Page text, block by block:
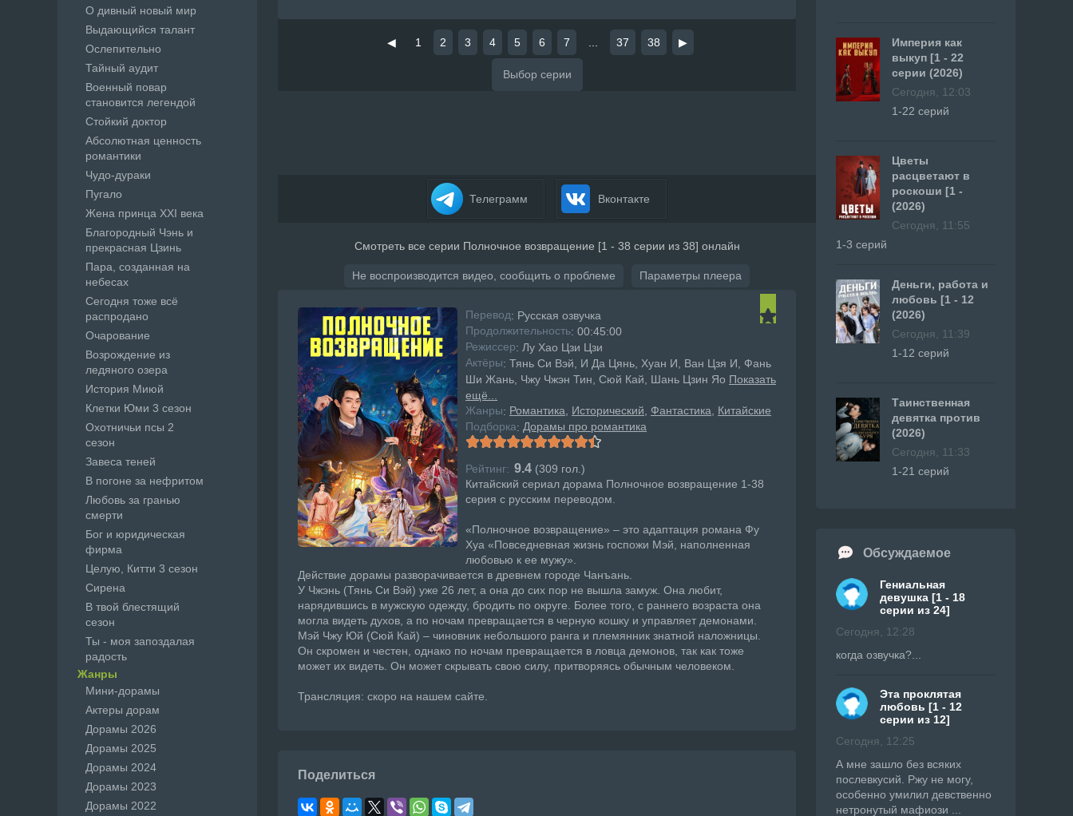
◀ 1 2 3 4 5 6 7 37 38 ▶
Телеграмм Вконтакте
Смотреть все серии Полночное возвращение [1 - 38 серии из 38] онлайн
Не воспроизводится видео, сообщить о проблеме Параметры плеера
Перевод: Русская озвучка
Продолжительность: 00:45:00
Режисcер: Лу Хао Цзи Цзи
Актёры: Тянь Си Вэй, И Да Цянь, Хуан И, Ван Цзя И, Фань
Ши Жань, Чжу Чжэн Тин, Сюй Кай, Шань Цзин Яо Показать
ещё...
Жанры: Романтика Исторический Фантастика
Китайские
Подборка: Дорамы про романтика
Рейтинг: 9.4 (309 гол.)
Китайский сериал дорама Полночное возвращение 1-38
серия с русским переводом.
«Полночное возвращение» – это адаптация романа Фу
Хуа «Повседневная жизнь госпожи Мэй, наполненная
любовью к ее мужу».
Действие дорамы разворачивается в древнем городе Чанъань.
У Чжэнь (Тянь Си Вэй) уже 26 лет, а она до сих пор не вышла замуж. Она любит,
нарядившись в мужскую одежду, бродить по округе. Более того, с раннего возраста она
могла видеть духов, а по ночам превращается в черную кошку и управляет демонами.
Мэй Чжу Юй (Сюй Кай) – чиновник небольшого ранга и племянник знатной наложницы.
Он скромен и честен, однако по ночам превращается в ловца демонов, так как тоже
может их видеть. Он может скрывать свою силу, притворяясь обычным человеком.
Трансляция: скоро на нашем сайте.
Поделиться
О дивный новый мир
Выдающийся талант
Ослепительно
Тайный аудит
Военный повар
становится легендой
Стойкий доктор
Абсолютная ценность
романтики
Чудо-дураки
Пугало
Жена принца XXI века
Благородный Чэнь и
прекрасная Цзинь
Пара, созданная на
небесах
Сегодня тоже всё
распродано
Очарование
Возрождение из
ледяного озера
История Миюй
Клетки Юми 3 сезон
Охотничьи псы 2
сезон
Завеса теней
В погоне за нефритом
Любовь за гранью
смерти
Бог и юридическая
фирма
Целую, Китти 3 сезон
Сирена
В твой блестящий
сезон
Ты - моя запоздалая
радость
Жанры
Мини-дорамы
Актеры дорам
Дорамы 2026
Дорамы 2025
Дорамы 2024
Дорамы 2023
Дорамы 2022
Империя как
выкуп [1 - 22
серии (2026)
Сегодня, 12:03
1-22 серий
Цветы
расцветают в
роскоши [1 -
(2026)
Сегодня, 11:55
1-3 серий
Деньги, работа и
любовь [1 - 12
(2026)
Сегодня, 11:39
1-12 серий
Таинственная
девятка против
(2026)
Сегодня, 11:33
1-21 серий
Обсуждаемое
Гениальная
девушка [1 - 18
серии из 24]
Сегодня, 12:28
когда озвучка?...
Эта проклятая
любовь [1 - 12
серии из 12]
Сегодня, 12:25
А мне зашло без всяких
послевкусий. Ржу не могу,
особенно умилил девственно
нетронутый мафиози ...